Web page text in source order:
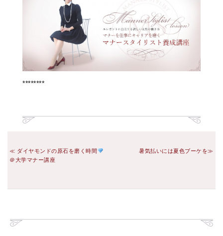
********
ダイヤモンドの原石を磨く時間
＠大学マナー講座
暑気払いには夏色ブーケを